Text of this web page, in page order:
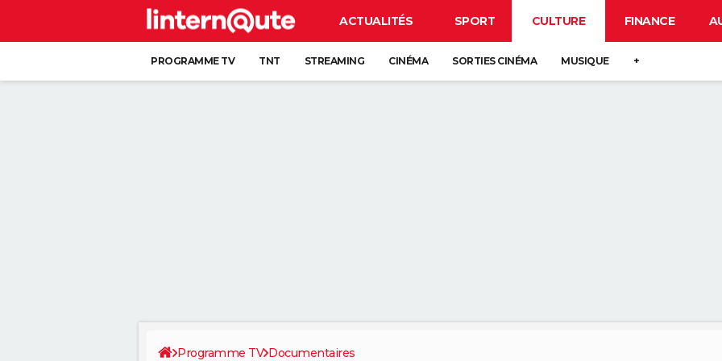
ACTUALITÉS SPORT CULTURE FINANCE
PROGRAMME TV TNT STREAMING CINÉMA SORTIES CINÉMA MUSIQUE +
Programme TV Documentaires